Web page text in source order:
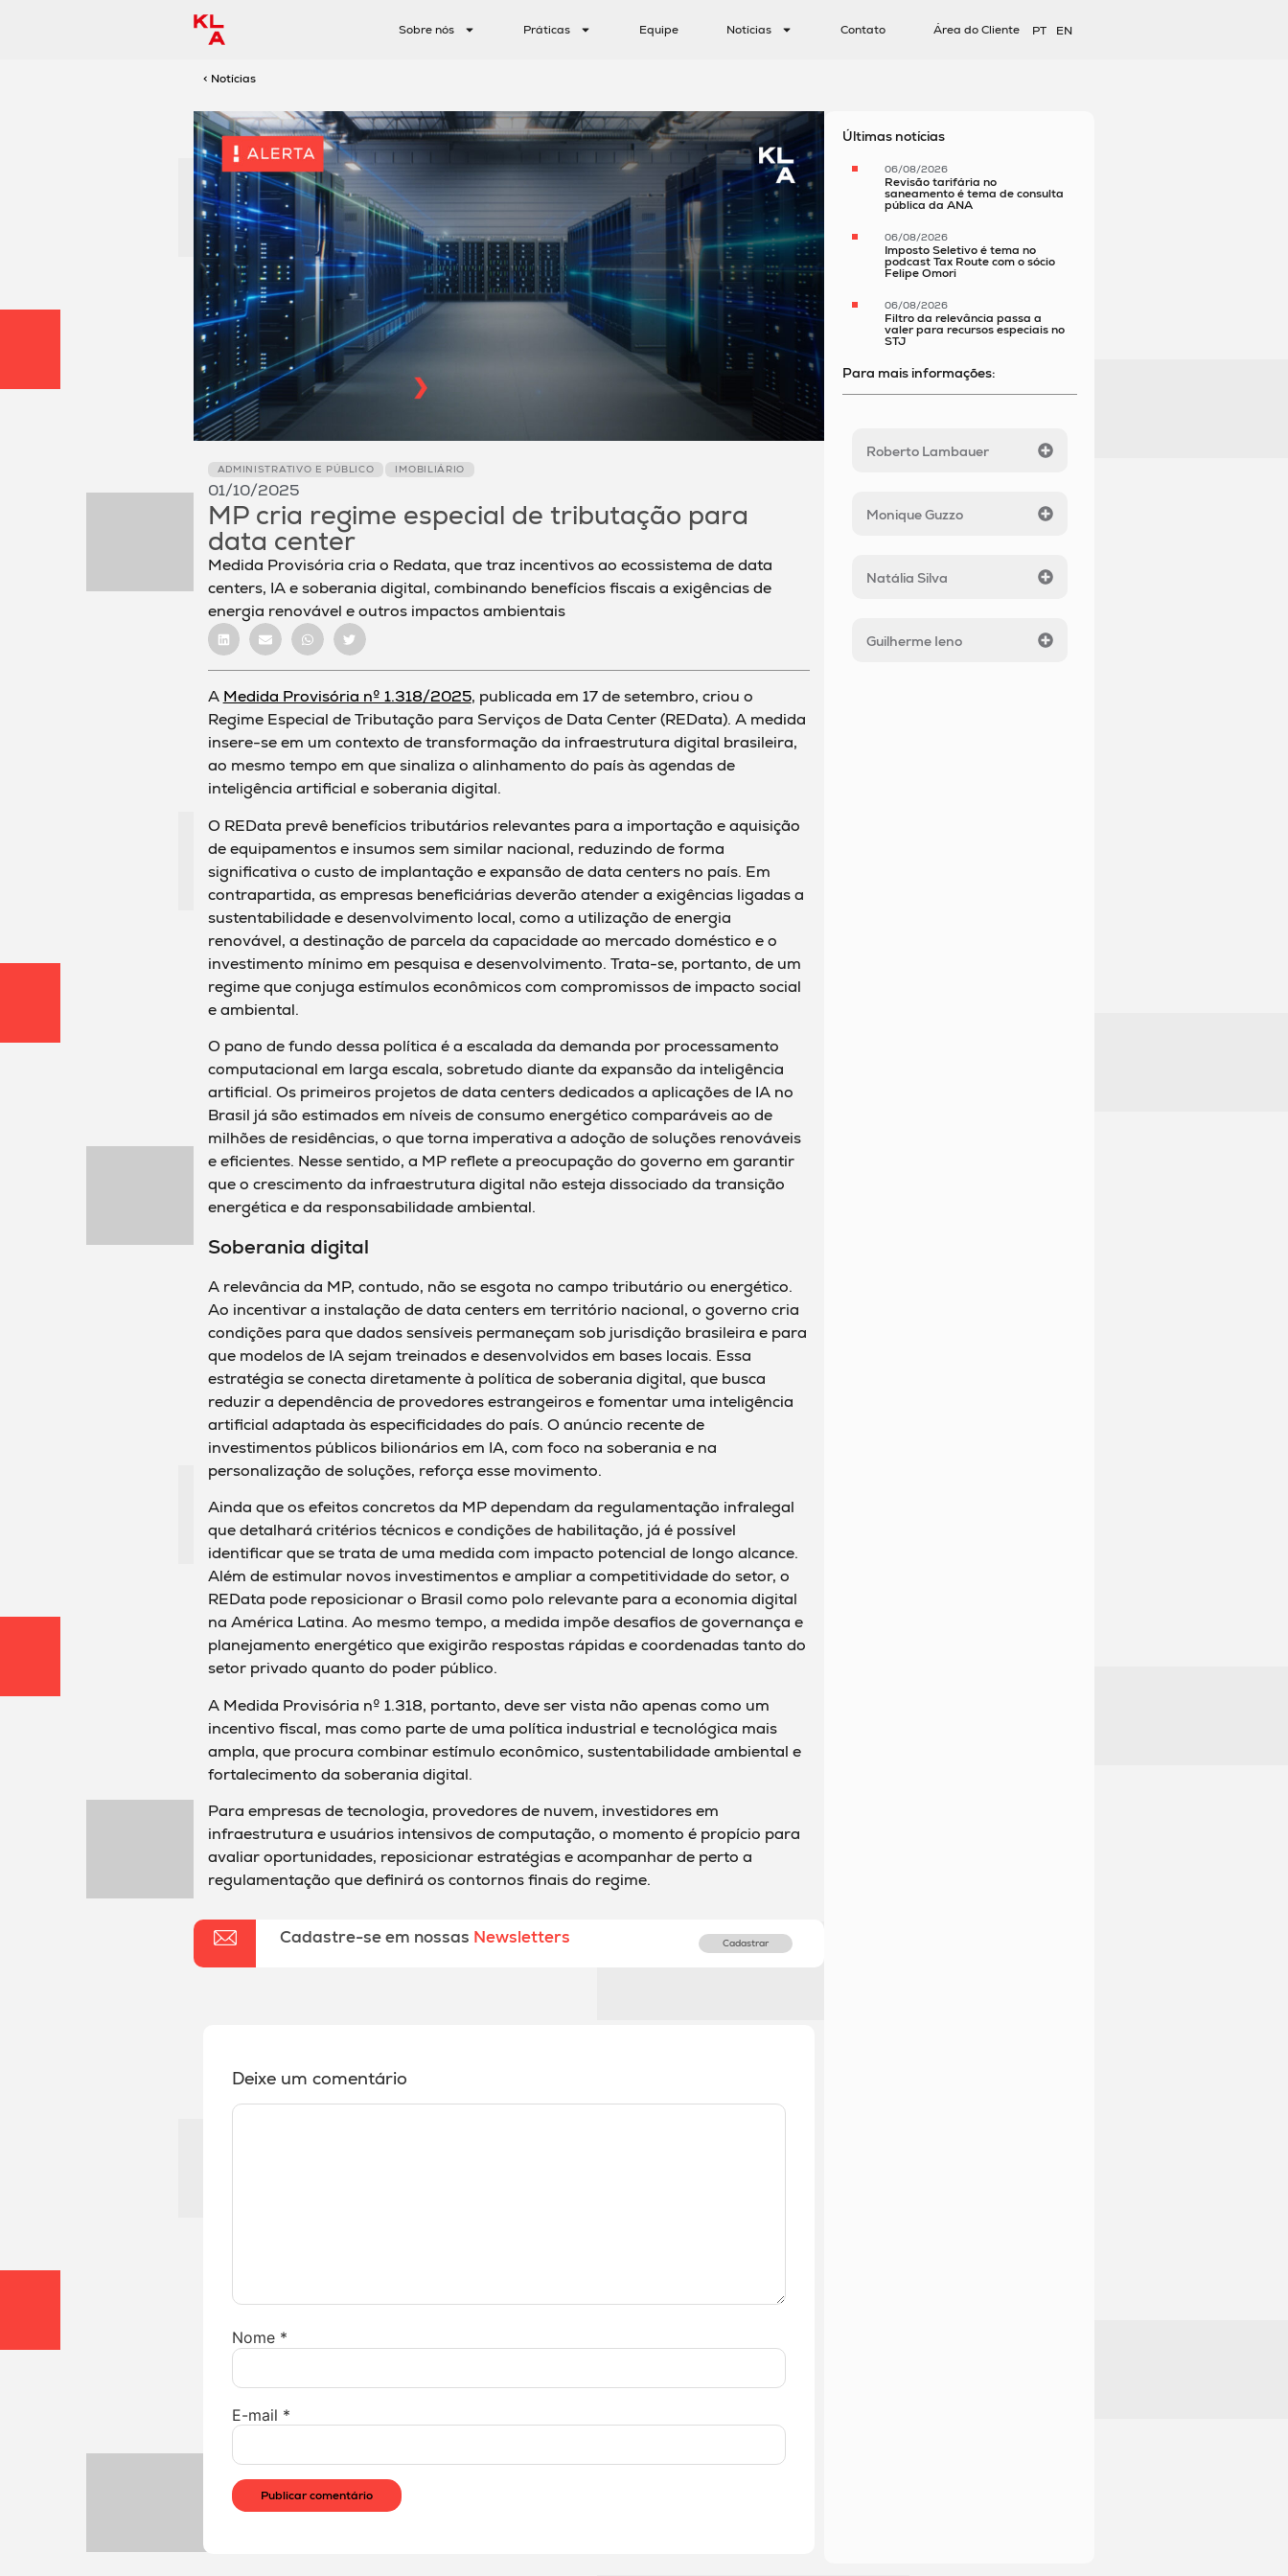
Sobre nós Práticas Equipe Notícias Contato Área do Cliente PT EN
< Notícias
ADMINISTRATIVO E PÚBLICO IMOBILIÁRIO
01/10/2025
MP cria regime especial de tributação para
data center
Medida Provisória cria o Redata, que traz incentivos ao ecossistema de data
centers, IA e soberania digital, combinando benefícios fiscais a exigências de
energia renovável e outros impactos ambientais
A Medida Provisória nº 1.318/2025, publicada em 17 de setembro, criou o
Regime Especial de Tributação para Serviços de Data Center (REData). A medida
insere-se em um contexto de transformação da infraestrutura digital brasileira,
ao mesmo tempo em que sinaliza o alinhamento do país às agendas de
inteligência artificial e soberania digital.
O REData prevê benefícios tributários relevantes para a importação e aquisição
de equipamentos e insumos sem similar nacional, reduzindo de forma
significativa o custo de implantação e expansão de data centers no país. Em
contrapartida, as empresas beneficiárias deverão atender a exigências ligadas a
sustentabilidade e desenvolvimento local, como a utilização de energia
renovável, a destinação de parcela da capacidade ao mercado doméstico e o
investimento mínimo em pesquisa e desenvolvimento. Trata-se, portanto, de um
regime que conjuga estímulos econômicos com compromissos de impacto social
e ambiental.
O pano de fundo dessa política é a escalada da demanda por processamento
computacional em larga escala, sobretudo diante da expansão da inteligência
artificial. Os primeiros projetos de data centers dedicados a aplicações de IA no
Brasil já são estimados em níveis de consumo energético comparáveis ao de
milhões de residências, o que torna imperativa a adoção de soluções renováveis
e eficientes. Nesse sentido, a MP reflete a preocupação do governo em garantir
que o crescimento da infraestrutura digital não esteja dissociado da transição
energética e da responsabilidade ambiental.
Soberania digital
A relevância da MP, contudo, não se esgota no campo tributário ou energético.
Ao incentivar a instalação de data centers em território nacional, o governo cria
condições para que dados sensíveis permaneçam sob jurisdição brasileira e para
que modelos de IA sejam treinados e desenvolvidos em bases locais. Essa
estratégia se conecta diretamente à política de soberania digital, que busca
reduzir a dependência de provedores estrangeiros e fomentar uma inteligência
artificial adaptada às especificidades do país. O anúncio recente de
investimentos públicos bilionários em IA, com foco na soberania e na
personalização de soluções, reforça esse movimento.
Ainda que os efeitos concretos da MP dependam da regulamentação infralegal
que detalhará critérios técnicos e condições de habilitação, já é possível
identificar que se trata de uma medida com impacto potencial de longo alcance.
Além de estimular novos investimentos e ampliar a competitividade do setor, o
REData pode reposicionar o Brasil como polo relevante para a economia digital
na América Latina. Ao mesmo tempo, a medida impõe desafios de governança e
planejamento energético que exigirão respostas rápidas e coordenadas tanto do
setor privado quanto do poder público.
A Medida Provisória nº 1.318, portanto, deve ser vista não apenas como um
incentivo fiscal, mas como parte de uma política industrial e tecnológica mais
ampla, que procura combinar estímulo econômico, sustentabilidade ambiental e
fortalecimento da soberania digital.
Para empresas de tecnologia, provedores de nuvem, investidores em
infraestrutura e usuários intensivos de computação, o momento é propício para
avaliar oportunidades, reposicionar estratégias e acompanhar de perto a
regulamentação que definirá os contornos finais do regime.
Cadastre-se em nossas Newsletters Cadastrar
Deixe um comentário
Nome *
E-mail *
Últimas notícias
06/08/2026
Revisão tarifária no
saneamento é tema de consulta
pública da ANA
06/08/2026
Imposto Seletivo é tema no
podcast Tax Route com o sócio
Felipe Omori
06/08/2026
Filtro da relevância passa a
valer para recursos especiais no
STJ
Para mais informações:
Roberto Lambauer
Monique Guzzo
Natália Silva
Guilherme Ieno